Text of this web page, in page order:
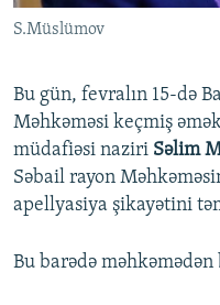
KARIKATURA
İSLAM VƏ DEMOKRATIYA
PEŞƏ ETIKASI VƏ
AZADLIQRADIOSU MOBIL
BIZIMLƏ ƏLAQƏ
XƏBƏR BÜLLETENLƏRIMIZ
RFE/RL-in bütün
S.Müslümov
Bu gün, fevralın 15-də
Məhkəməsi keçmiş
müdafiəsi naziri Səlim
Səbail rayon
apellyasiya şikayətini
Bu barədə